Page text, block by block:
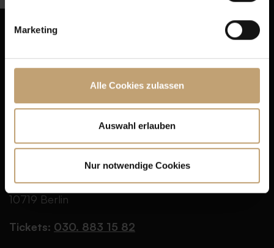
Marketing
Alle Cookies zulassen
Auswahl erlauben
Nur notwendige Cookies
Kontakt
Partner
Datenschutz
Impressum
BAR JEDER VERNUNFT
Schaperstr. 24
10719 Berlin
Tickets: 030. 883 15 82